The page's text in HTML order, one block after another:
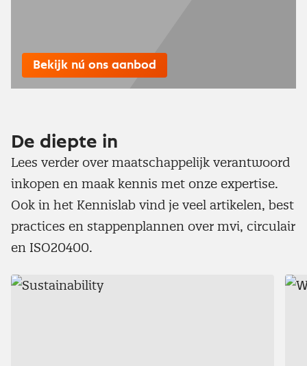
Bekijk nú ons aanbod
De diepte in
Lees verder over maatschappelijk verantwoord
inkopen en maak kennis met onze expertise.
Ook in het Kennislab vind je veel artikelen, best
practices en stappenplannen over mvi, circulair
en ISO20400.